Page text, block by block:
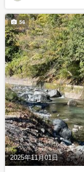
2025年11月01日
56